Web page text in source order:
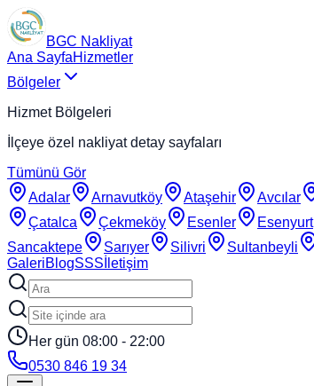
BGC Nakliyat
Ana SayfaHizmetler
Bölgeler
Hizmet Bölgeleri
İlçeye özel nakliyat detay sayfaları
Tümünü Gör
Adalar
Arnavutköy Ataşehir Avcılar
Çatalca
Çekmeköy Esenler Esenyurt
Sancaktepe
Sarıyer Silivri Sultanbeyli
GaleriBlogSSS İletişim
Her gün 08:00 - 22:00
0530 846 19 34